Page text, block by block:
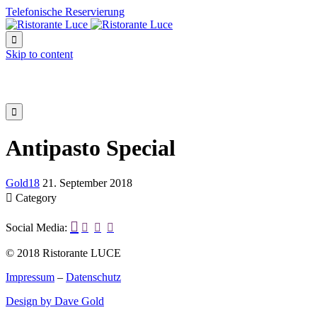
Telefonische Reservierung

Skip to content

Antipasto Special
Gold18 21. September 2018
 Category
Social Media:    
© 2018 Ristorante LUCE
Impressum – Datenschutz
Design by Dave Gold